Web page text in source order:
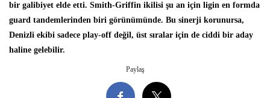
bir galibiyet elde etti. Smith-Griffin ikilisi şu an için ligin en formda
guard tandemlerinden biri görünümünde. Bu sinerji korunursa,
Denizli ekibi sadece play-off değil, üst sıralar için de ciddi bir aday
haline gelebilir.
Paylaş